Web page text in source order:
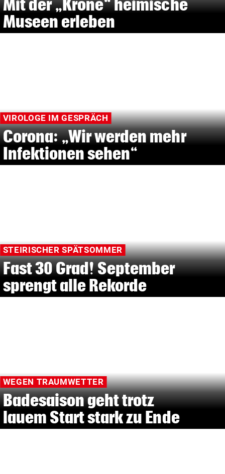
Mit der „Krone“ heimische
Museen erleben
VIROLOGE IM GESPRÄCH
Corona: „Wir werden mehr
Infektionen sehen“
STEIRISCHER SPÄTSOMMER
Fast 30 Grad! September
sprengt alle Rekorde
WEGEN TRAUMWETTER
Badesaison geht trotz
lauem Start stark zu Ende